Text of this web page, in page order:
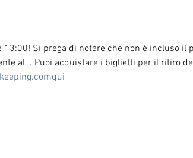
Si prega di notare che non è incluso il
al . Puoi acquistare i biglietti per il ritiro
qui